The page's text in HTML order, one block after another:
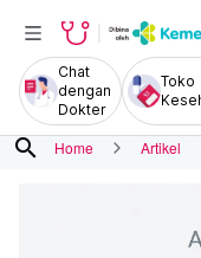
Chat
dengan
Dokter
Toko
search Home Artikel